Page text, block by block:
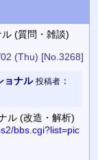
(質問・雑談)
(Thu) [No.3268]
ョナル 投稿者：
ル (改造・解析)
bbs.cgi?list=pic